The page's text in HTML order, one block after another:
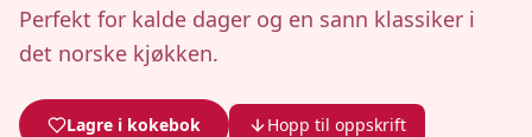
Perfekt for kalde dager og en sann klassiker i
det norske kjøkken.
Lagre i kokebok Hopp til oppskrift